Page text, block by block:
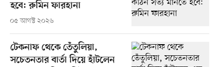
হবে: রুমিন ফারহানা
০৫ আগস্ট ২০২৬
টেকনাফ থেকে তেঁতুলিয়া,
সচেতনতার বার্তা দিয়ে হাঁটলেন